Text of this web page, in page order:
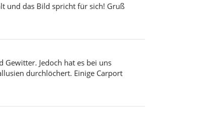
und das Bild spricht für sich! Gruß
Jedoch hat es bei uns
durchlöchert. Einige Carport